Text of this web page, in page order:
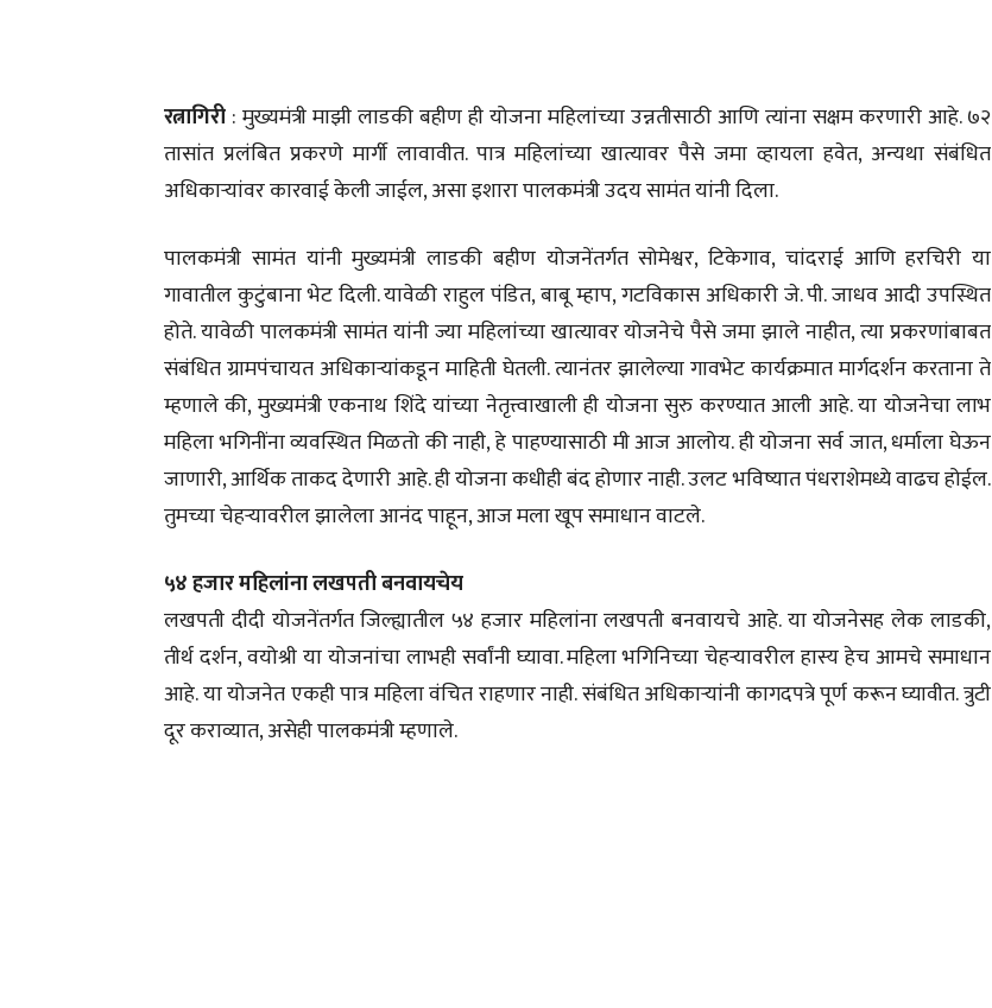
रत्नागिरी : मुख्यमंत्री माझी लाडकी बहीण ही योजना महिलांच्या उन्नतीसाठी आणि त्यांना सक्षम करणारी आहे. ७२
तासांत प्रलंबित प्रकरणे मार्गी लावावीत. पात्र महिलांच्या खात्यावर पैसे जमा व्हायला हवेत, अन्यथा संबंधित
अधिकाऱ्यांवर कारवाई केली जाईल, असा इशारा पालकमंत्री उदय सामंत यांनी दिला.
पालकमंत्री सामंत यांनी मुख्यमंत्री लाडकी बहीण योजनेंतर्गत सोमेश्वर, टिकेगाव, चांदराई आणि हरचिरी या
गावातील कुटुंबाना भेट दिली. यावेळी राहुल पंडित, बाबू म्हाप, गटविकास अधिकारी जे. पी. जाधव आदी उपस्थित
होते. यावेळी पालकमंत्री सामंत यांनी ज्या महिलांच्या खात्यावर योजनेचे पैसे जमा झाले नाहीत, त्या प्रकरणांबाबत
संबंधित ग्रामपंचायत अधिकाऱ्यांकडून माहिती घेतली. त्यानंतर झालेल्या गावभेट कार्यक्रमात मार्गदर्शन करताना ते
म्हणाले की, मुख्यमंत्री एकनाथ शिंदे यांच्या नेतृत्त्वाखाली ही योजना सुरु करण्यात आली आहे. या योजनेचा लाभ
महिला भगिनींना व्यवस्थित मिळतो की नाही, हे पाहण्यासाठी मी आज आलोय. ही योजना सर्व जात, धर्माला घेऊन
जाणारी, आर्थिक ताकद देणारी आहे. ही योजना कधीही बंद होणार नाही. उलट भविष्यात पंधराशेमध्ये वाढच होईल.
तुमच्या चेहऱ्यावरील झालेला आनंद पाहून, आज मला खूप समाधान वाटले.
५४ हजार महिलांना लखपती बनवायचेय
लखपती दीदी योजनेंतर्गत जिल्ह्यातील ५४ हजार महिलांना लखपती बनवायचे आहे. या योजनेसह लेक लाडकी,
तीर्थ दर्शन, वयोश्री या योजनांचा लाभही सर्वांनी घ्यावा. महिला भगिनिच्या चेहऱ्यावरील हास्य हेच आमचे समाधान
आहे. या योजनेत एकही पात्र महिला वंचित राहणार नाही. संबंधित अधिकाऱ्यांनी कागदपत्रे पूर्ण करून घ्यावीत. त्रुटी
दूर कराव्यात, असेही पालकमंत्री म्हणाले.